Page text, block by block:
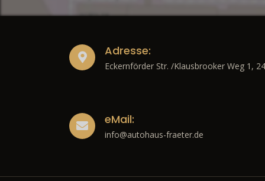
Adresse:
Eckernförder Str. /Klausbrooker Weg 1,
eMail:
info@autohaus-fraeter.de